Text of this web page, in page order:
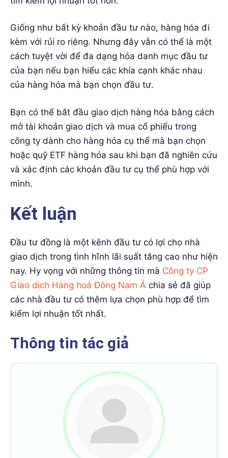
Giống như bất kỳ khoản đầu tư nào, hàng hóa đi
kèm với rủi ro riêng. Nhưng đây vẫn có thể là một
cách tuyệt vời để đa dạng hóa danh mục đầu tư
của bạn nếu bạn hiểu các khía cạnh khác nhau
của hàng hóa mà bạn chọn đầu tư.
Bạn có thể bắt đầu giao dịch hàng hóa bằng cách
mở tài khoản giao dịch và mua cổ phiếu trong
công ty dành cho hàng hóa cụ thể mà bạn chọn
hoặc quỹ ETF hàng hóa sau khi bạn đã nghiên cứu
và xác định các khoản đầu tư cụ thể phù hợp với
mình.
Kết luận
Đầu tư đồng là một kênh đầu tư có lợi cho nhà
giao dịch trong tình hĩnh lãi suất tăng cao như hiện
nay. Hy vọng với những thông tin mà Công ty CP
Giao dịch Hàng hoá Đông Nam Á chia sẻ đã giúp
các nhà đầu tư có thêm lựa chọn phù hợp để tìm
kiếm lợi nhuận tốt nhất.
Thông tin tác giả